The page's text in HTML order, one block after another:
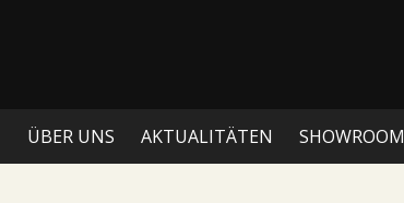
ÜBER UNS AKTUALITÄTEN SHOWROOM